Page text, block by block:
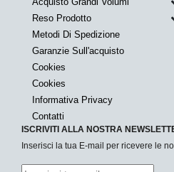
Reso Prodotto
Metodi Di Spedizione
Garanzie Sull'acquisto
Cookies
Cookies
Informativa Privacy
Contatti
ISCRIVITI ALLA NOSTRA
Inserisci la tua E-mail per ricevere le